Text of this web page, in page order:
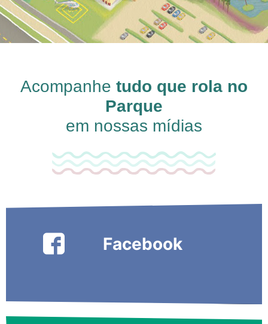
Acompanhe tudo que rola no
Parque
em nossas mídias
Facebook